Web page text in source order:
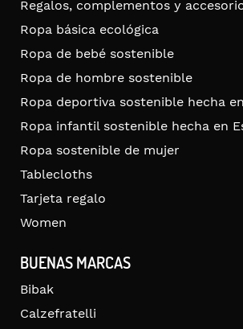
Regalos, complementos y
Ropa básica ecológica
Ropa de bebé sostenible
Ropa de hombre sostenible
Ropa deportiva sostenible hecha
Ropa infantil sostenible hecha en
Ropa sostenible de mujer
Tablecloths
Tarjeta regalo
Women
BUENAS MARCAS
Bibak
Calzefratelli